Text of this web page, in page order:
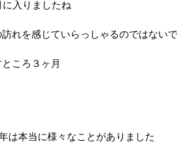
入りましたね
れを感じていらっしゃるのではない
ころ３ヶ月
は本当に様々なことがありました